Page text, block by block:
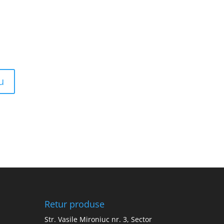
Retur produse
Str. Vasile Mironiuc nr. 3, Sector